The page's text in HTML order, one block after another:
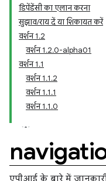
डिपेंडेंसी का एलान करना
सुझाव/राय दें या शिकायत करें
वर्शन 1.2
वर्शन 1.2.0-alpha01
वर्शन 1.1
वर्शन 1.1.2
वर्शन 1.1.1
वर्शन 1.1.0
एपीआई के बारे में